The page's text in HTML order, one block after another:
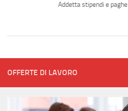
Addetta stipendi e paghe
OFFERTE DI LAVORO